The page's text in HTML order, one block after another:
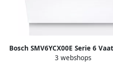
Bosch SMV6YCX00E Serie 6
Inbouwvaatwasser
3 webshops